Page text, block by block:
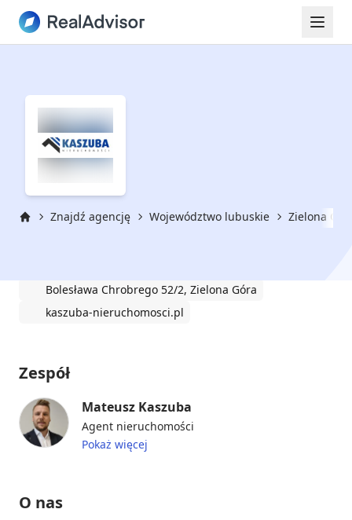
Znajdź agencję Województwo lubuskie Zielona
Bolesława Chrobrego 52/2, Zielona Góra
kaszuba-nieruchomosci.pl
Zespół
Mateusz Kaszuba
Agent nieruchomości
Pokaż więcej
O nas